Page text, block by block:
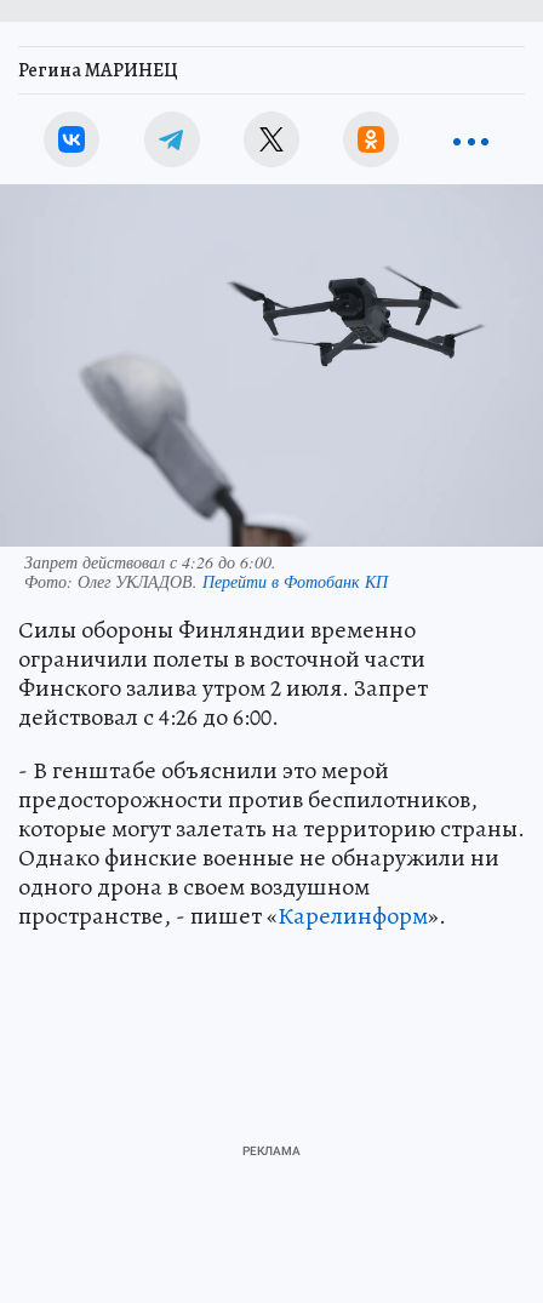
Регина МАРИНЕЦ
Запрет действовал с 4:26 до 6:00.
Фото: Олег УКЛАДОВ. Перейти в Фотобанк КП
Силы обороны Финляндии временно
ограничили полеты в восточной части
Финского залива утром 2 июля. Запрет
действовал с 4:26 до 6:00.
- В генштабе объяснили это мерой
предосторожности против беспилотников,
которые могут залетать на территорию страны.
Однако финские военные не обнаружили ни
одного дрона в своем воздушном
пространстве, - пишет «Карелинформ».